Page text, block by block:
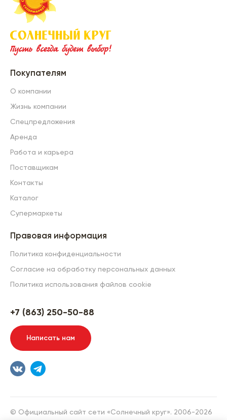
Покупателям
О компании
Жизнь компании
Спецпредложения
Аренда
Работа и карьера
Поставщикам
Контакты
Каталог
Супермаркеты
Правовая информация
Политика конфиденциальности
Согласие на обработку персональных данных
Политика использования файлов cookie
+7 (863) 250-50-88
Написать нам
© Официальный сайт сети «Солнечный круг». 2006-2026